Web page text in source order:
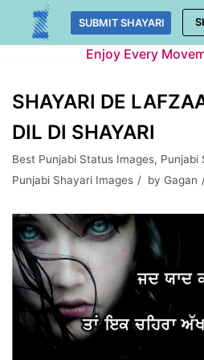
Skip
SUBMIT SHAYARI
Enjoy Every
SHAYARI DE
DIL DI SHAYARI
Best Punjabi Status Images, Punjabi
Punjabi Shayari Images
by Gagan